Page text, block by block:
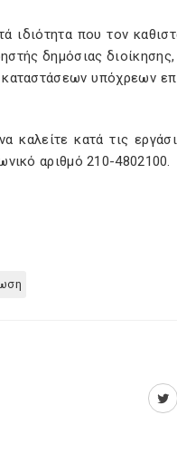
ιδιότητα που τον
δημόσιας
υπόχρεων
καλείτε κατά τις
αριθμό 210-4802100.